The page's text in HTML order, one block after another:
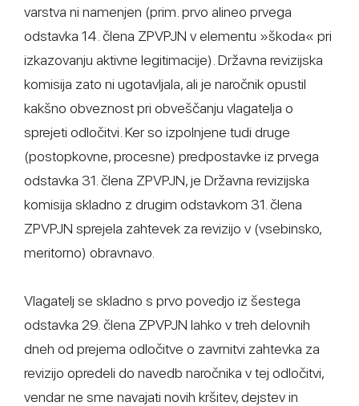
varstva ni namenjen (prim. prvo alineo prvega
odstavka 14. člena ZPVPJN v elementu »škoda« pri
izkazovanju aktivne legitimacije). Državna revizijska
komisija zato ni ugotavljala, ali je naročnik opustil
kakšno obveznost pri obveščanju vlagatelja o
sprejeti odločitvi. Ker so izpolnjene tudi druge
(postopkovne, procesne) predpostavke iz prvega
odstavka 31. člena ZPVPJN, je Državna revizijska
komisija skladno z drugim odstavkom 31. člena
ZPVPJN sprejela zahtevek za revizijo v (vsebinsko,
meritorno) obravnavo.
Vlagatelj se skladno s prvo povedjo iz šestega
odstavka 29. člena ZPVPJN lahko v treh delovnih
dneh od prejema odločitve o zavrnitvi zahtevka za
revizijo opredeli do navedb naročnika v tej odločitvi,
vendar ne sme navajati novih kršitev, dejstev in